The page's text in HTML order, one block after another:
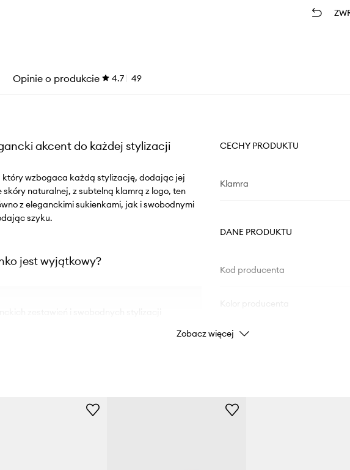
Opinie o produkcie 4.7 49
akcent do każdej stylizacji
wzbogaca każdą stylizację, dodając jej
naturalnej, z subtelną klamrą z logo, ten
z eleganckimi sukienkami, jak i swobodnymi
szyku.
jest wyjątkowy?
talię i pasuje do wielu szlufek
CECHY PRODUKTU
Klamra
DANE PRODUKTU
Kod producenta
Kolor
Producent
Zobacz więcej